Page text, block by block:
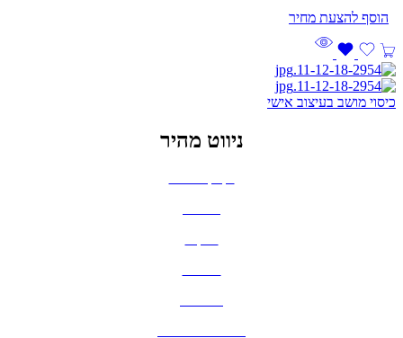
כיסוי מושב בעיצוב אישי
ניווט מהיר